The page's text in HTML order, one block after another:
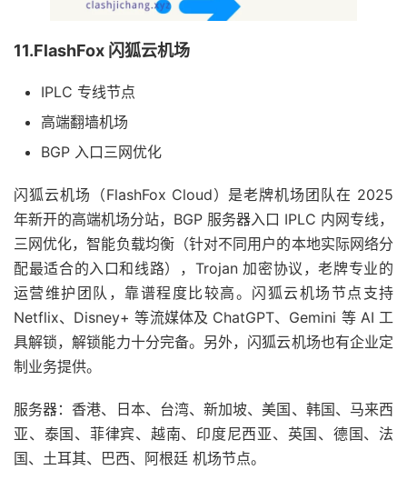
11.FlashFox 闪狐云机场
IPLC 专线节点
高端翻墙机场
BGP 入口三网优化
闪狐云机场（FlashFox Cloud）是老牌机场团队在 2025
年新开的高端机场分站，BGP 服务器入口 IPLC 内网专线，
三网优化，智能负载均衡（针对不同用户的本地实际网络分
配最适合的入口和线路），Trojan 加密协议，老牌专业的
运营维护团队，靠谱程度比较高。闪狐云机场节点支持
Netflix、Disney+ 等流媒体及 ChatGPT、Gemini 等 AI 工
具解锁，解锁能力十分完备。另外，闪狐云机场也有企业定
制业务提供。
服务器：香港、日本、台湾、新加坡、美国、韩国、马来西
亚、泰国、菲律宾、越南、印度尼西亚、英国、德国、法
国、土耳其、巴西、阿根廷 机场节点。